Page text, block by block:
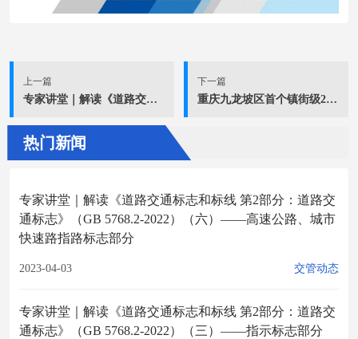
上一篇
专家讲堂｜解读《道路交通标志和标线 第2部分：道路交通标志》（GB 5768.2-2022）（六）——高速公路、城市快速路指路标志部分
下一篇
重庆九龙坡区首个镇街级24小时智慧政务服务中心启动
热门新闻
专家讲堂｜解读《道路交通标志和标线 第2部分：道路交
通标志》（GB 5768.2-2022）（六）——高速公路、城市
快速路指路标志部分
2023-04-03 交管动态
专家讲堂｜解读《道路交通标志和标线 第2部分：道路交
通标志》（GB 5768.2-2022）（三）——指示标志部分